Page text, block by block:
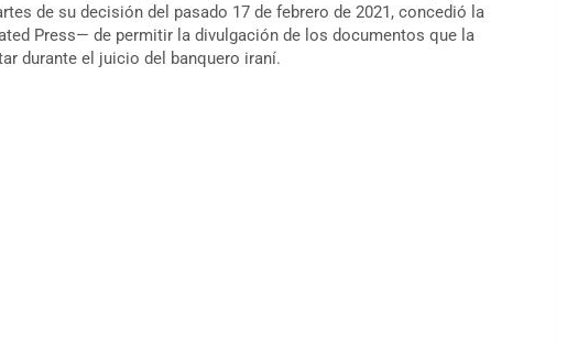
de su decisión del pasado 17 de febrero de 2021, concedió la
Press— de permitir la divulgación de los documentos que la
durante el juicio del banquero iraní.